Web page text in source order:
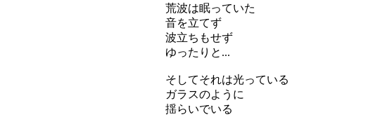
荒波は眠っていた
音を立てず
波立ちもせず
ゆったりと...
そしてそれは光っている
ガラスのように
揺らいでいる